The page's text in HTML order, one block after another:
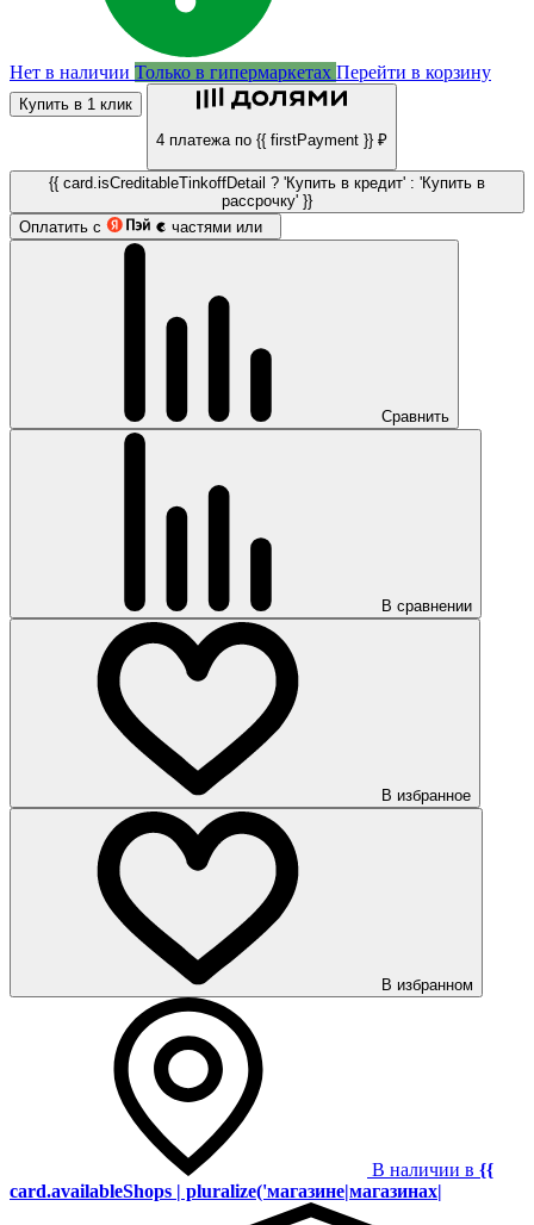
Нет в наличии Только в гипермаркетах Перейти в корзину
Купить в 1 клик
4 платежа по {{ firstPayment }} ₽
{{ card.isCreditableTinkoffDetail ? 'Купить в кредит' : 'Купить в
рассрочку' }}
Оплатить с
частями или
Сравнить
В сравнении
В избранное
В избранном
В наличии в {{
card.availableShops | pluralize('магазине|магазинах|